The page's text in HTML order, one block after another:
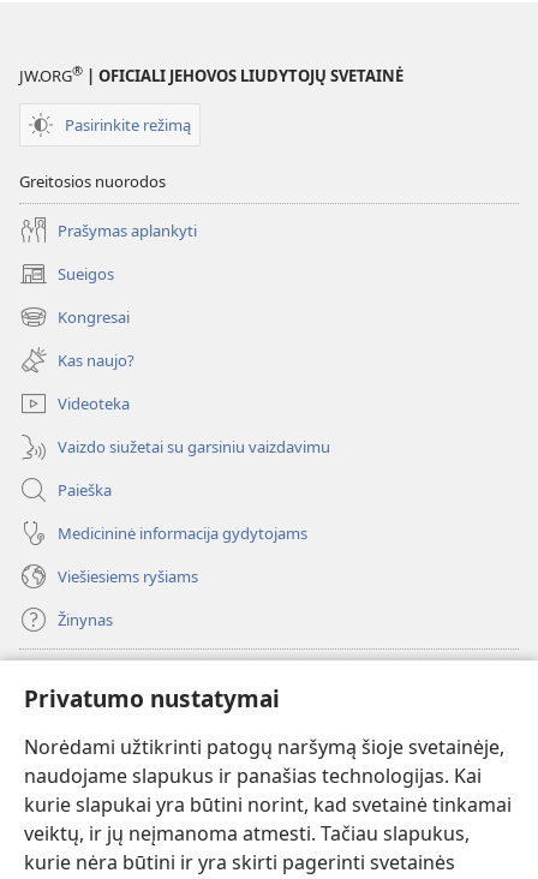
Privatumo nustatymai
Norėdami užtikrinti patogų naršymą šioje svetainėje,
naudojame slapukus ir panašias technologijas. Kai
kurie slapukai yra būtini norint, kad svetainė tinkamai
veiktų, ir jų neįmanoma atmesti. Tačiau slapukus,
kurie nėra būtini ir yra skirti pagerinti svetainės
JW.ORG® | OFICIALI JEHOVOS LIUDYTOJŲ SVETAINĖ
Pasirinkite režimą
Greitosios nuorodos
Prašymas aplankyti
Sueigos
(atsiveria
naujas
langas)
Kongresai
(atsiveria
naujas
langas)
Kas naujo?
Videoteka
Vaizdo siužetai su garsiniu vaizdavimu
Paieška
Medicininė informacija gydytojams
Viešiesiems ryšiams
Žinynas
(atsiveria
naujas
langas)Sargybos bokšto INTERNETINĖ BIBLIOTEKA
(atsiveria
naujas
langas)JW Hub ®
(atsiveria
naujas
langas)JW Library